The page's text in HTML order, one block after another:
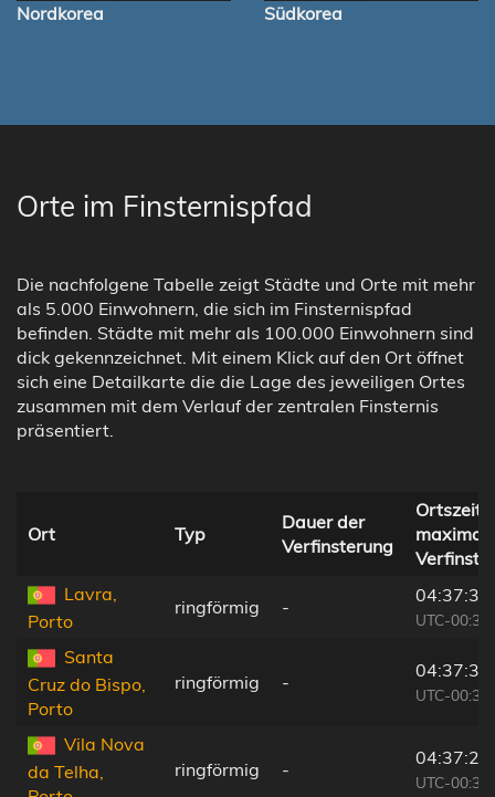
Nordkorea Südkorea
Orte im Finsternispfad
Die nachfolgene Tabelle zeigt Städte und Orte mit mehr
als 5.000 Einwohnern, die sich im Finsternispfad
befinden. Städte mit mehr als 100.000 Einwohnern sind
dick gekennzeichnet. Mit einem Klick auf den Ort öffnet
sich eine Detailkarte die die Lage des jeweiligen Ortes
zusammen mit dem Verlauf der zentralen Finsternis
präsentiert.
Ort Typ
Dauer der
Verfinsterung
Ortszeit
Lavra,
Porto
ringförmig -
04:37:38
UTC-00:36
Santa
Cruz do Bispo,
Porto
ringförmig -
04:37:35
UTC-00:36
Vila Nova
da Telha,
ringförmig -
04:37:25
UTC-00:36